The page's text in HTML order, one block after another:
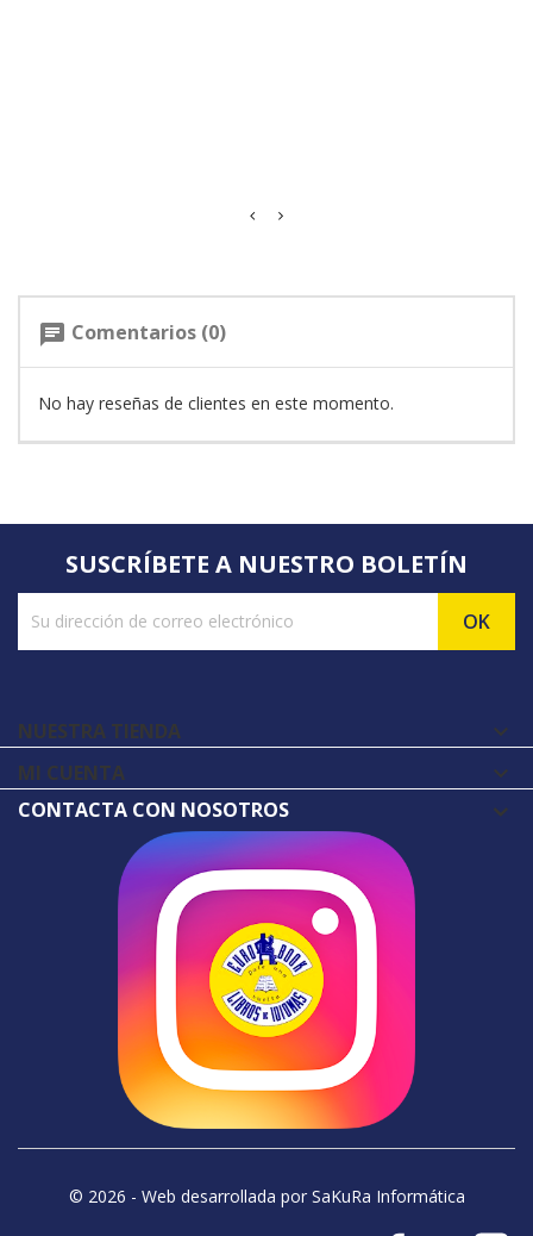
chat Comentarios (0)
No hay reseñas de clientes en este momento.
SUSCRÍBETE A NUESTRO BOLETÍN
NUESTRA TIENDA 
MI CUENTA 
CONTACTA CON NOSOTROS
© 2026 - Web desarrollada por SaKuRa Informática